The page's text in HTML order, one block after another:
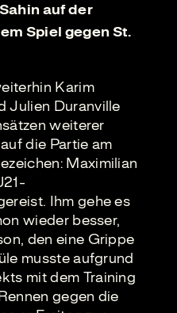
auf der
Spiel gegen St.
Karim
Julien Duranville
weiterer
die Partie am
Maximilian
Ihm gehe es
wieder besser,
den eine Grippe
musste aufgrund
mit dem Training
gegen die